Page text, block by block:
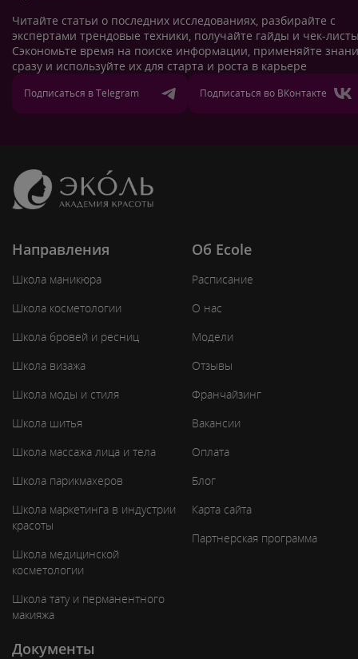
Читайте статьи о последних исследованиях, разбирайте с
экспертами трендовые техники, получайте гайды и чек-
Сэкономьте время на поиске информации, применяйте
сразу и используйте их для старта и роста в карьере
Подписаться в Telegram Подписаться во ВКонтакте
Направления
Школа маникюра
Школа косметологии
Школа бровей и ресниц
Школа визажа
Школа моды и стиля
Школа шитья
Школа массажа лица и тела
Школа парикмахеров
Школа маркетинга в индустрии
красоты
Школа медицинской
косметологии
Школа тату и перманентного
макияжа
Об Ecole
Расписание
О нас
Модели
Отзывы
Франчайзинг
Вакансии
Оплата
Блог
Карта сайта
Партнерская программа
Документы